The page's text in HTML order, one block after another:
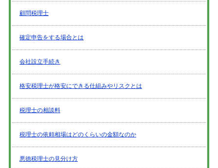
顧問税理士
確定申告をする場合とは
会社設立手続き
格安税理士が格安にできる仕組みやリスクとは
税理士の相談料
税理士の依頼相場はどのくらいの金額なのか
悪徳税理士の見分け方